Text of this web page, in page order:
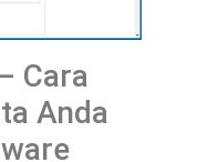
Cara
Anda